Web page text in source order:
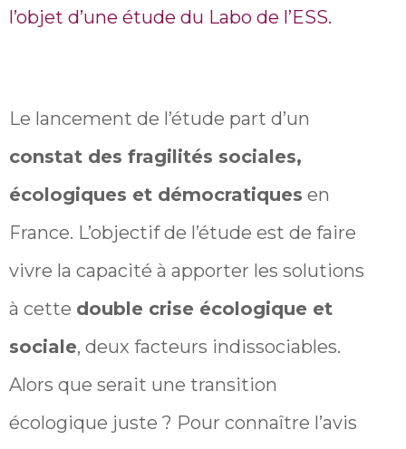
l’objet d’une étude du Labo de l’ESS.
Le lancement de l’étude part d’un
constat des fragilités sociales,
écologiques et démocratiques en
France. L’objectif de l’étude est de faire
vivre la capacité à apporter les solutions
à cette double crise écologique et
sociale, deux facteurs indissociables.
Alors que serait une transition
écologique juste ? Pour connaître l’avis